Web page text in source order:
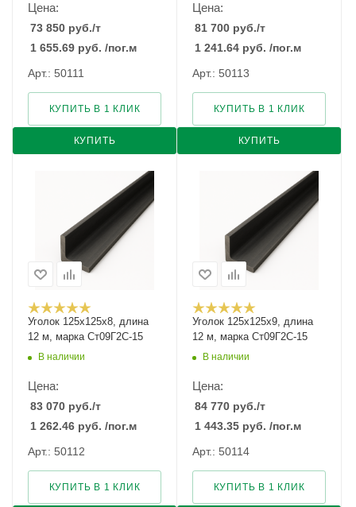
Цена:
73 850 руб./т
1 655.69 руб. /пог.м
Арт.: 50111
КУПИТЬ
КУПИТЬ В 1 КЛИК
Цена:
81 700 руб./т
1 241.64 руб. /пог.м
Арт.: 50113
КУПИТЬ
КУПИТЬ В 1 КЛИК
Уголок 125х125х8, длина
12 м, марка Ст09Г2С-15
В наличии
Цена:
83 070 руб./т
1 262.46 руб. /пог.м
Арт.: 50112
КУПИТЬ В 1 КЛИК
Уголок 125х125х9, длина
12 м, марка Ст09Г2С-15
В наличии
Цена:
84 770 руб./т
1 443.35 руб. /пог.м
Арт.: 50114
КУПИТЬ В 1 КЛИК